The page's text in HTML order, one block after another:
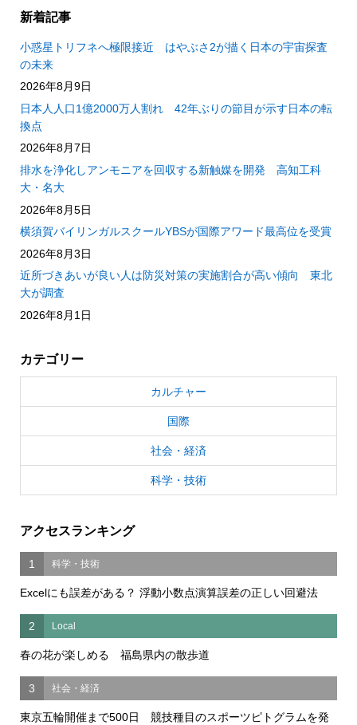
新着記事
小惑星トリフネへ極限接近 はやぶさ2が描く日本の宇宙探査
の未来
2026年8月9日
日本人人口1億2000万人割れ 42年ぶりの節目が示す日本の転
換点
2026年8月7日
排水を浄化しアンモニアを回収する新触媒を開発 高知工科
大・名大
2026年8月5日
横須賀バイリンガルスクールYBSが国際アワード最高位を受賞
2026年8月3日
近所づきあいが良い人は防災対策の実施割合が高い傾向 東北
大が調査
2026年8月1日
カテゴリー
カルチャー
国際
社会・経済
科学・技術
アクセスランキング
1 科学・技術
Excelにも誤差がある？ 浮動小数点演算誤差の正しい回避法
2 Local
春の花が楽しめる 福島県内の散歩道
3 社会・経済
東京五輪開催まで500日 競技種目のスポーツピトグラムを発